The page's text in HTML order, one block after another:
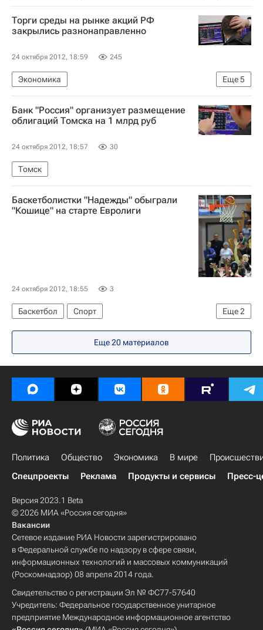
Казань
Республика Татарстан (Татарстан)
Весь мир
Приволжский ФО
Европа
Министерство внутренних дел РФ (МВД России)
Министерство здравоохранения Татарстана
Духовное управление мусульман Татарстана
Национальный антитеррористический комитет РФ
Следственный комитет России (СК РФ)
Россия
Торги среды на рынке акций РФ
закрылись разнонаправленно
24 октября 2012, 18:59 245
Еще5
Экономика
Ситуация на мировых фондовых рынках в октябре 2012 года
Весь мир
Европа
Московская биржа
Банк "Россия" организует размещение
облигаций Томска на 1 млрд руб
24 октября 2012, 18:57 30
Томск
Баскетболистки "Надежды" обыграли
"Кошице" на старте Евролиги
24 октября 2012, 18:55 3
Еще2
Баскетбол
Спорт
Евролига FIBA (женщины)
Надежда (Оренбург)
Еще 20 материалов
Политика Общество Экономика В мире
Спецпроекты
Реклама Продукты и сервисы Пресс-
Версия 2023.1 Beta
© 2026 МИА «Россия сегодня»
Вакансии
Сетевое издание РИА Новости зарегистрировано
в Федеральной службе по надзору в сфере связи,
информационных технологий и массовых коммуникаций
(Роскомнадзор) 08 апреля 2014 года.
Свидетельство о регистрации Эл № ФС77-57640
Учредитель: Федеральное государственное унитарное
предприятие Международное информационное агентство